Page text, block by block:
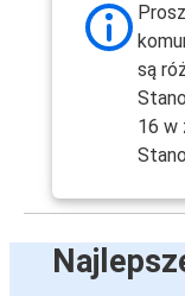
są
16 w